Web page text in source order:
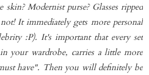
Modernist purse? Glasses ripped
It immediately gets more personal
:P). It's important that every set
your wardrobe, carries a little more
have". Then you will definitely be